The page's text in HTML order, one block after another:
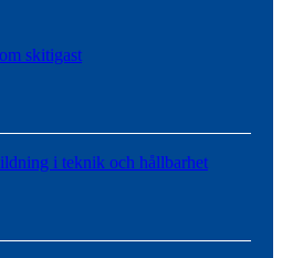
skitigast
i teknik och hållbarhet